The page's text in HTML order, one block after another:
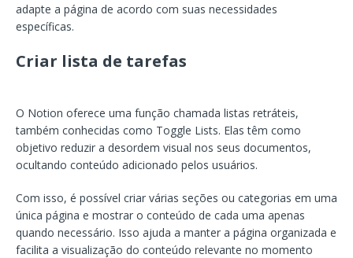
adapte a página de acordo com suas necessidades
específicas.
Criar lista de tarefas
O Notion oferece uma função chamada listas retráteis,
também conhecidas como Toggle Lists. Elas têm como
objetivo reduzir a desordem visual nos seus documentos,
ocultando conteúdo adicionado pelos usuários.
Com isso, é possível criar várias seções ou categorias em uma
única página e mostrar o conteúdo de cada uma apenas
quando necessário. Isso ajuda a manter a página organizada e
facilita a visualização do conteúdo relevante no momento